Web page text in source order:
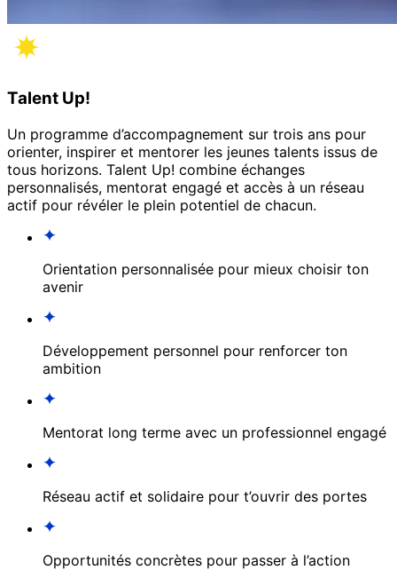
Talent Up!
Un programme d’accompagnement sur trois ans pour
orienter, inspirer et mentorer les jeunes talents issus de
tous horizons. Talent Up! combine échanges
personnalisés, mentorat engagé et accès à un réseau
actif pour révéler le plein potentiel de chacun.
Orientation personnalisée pour mieux choisir ton
avenir
Développement personnel pour renforcer ton
ambition
Mentorat long terme avec un professionnel engagé
Réseau actif et solidaire pour t’ouvrir des portes
Opportunités concrètes pour passer à l’action